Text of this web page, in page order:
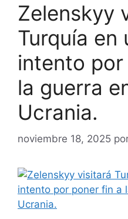
Zelenskyy
Turquía en
intento
la guerra
Ucrania.
noviembre 18, 2025